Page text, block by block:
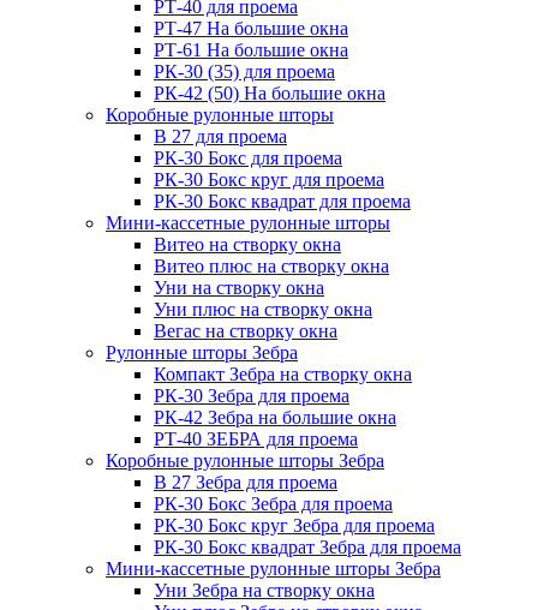
РТ-40 для проема
РТ-47 На большие окна
РТ-61 На большие окна
РК-30 (35) для проема
РК-42 (50) На большие окна
Коробные рулонные шторы
B 27 для проема
РК-30 Бокс для проема
РК-30 Бокс круг для проема
РК-30 Бокс квадрат для проема
Мини-кассетные рулонные шторы
Витео на створку окна
Витео плюс на створку окна
Уни на створку окна
Уни плюс на створку окна
Вегас на створку окна
Рулонные шторы Зебра
Компакт Зебра на створку окна
РК-30 Зебра для проема
РК-42 Зебра на большие окна
РТ-40 ЗЕБРА для проема
Коробные рулонные шторы Зебра
B 27 Зебра для проема
РК-30 Бокс Зебра для проема
РК-30 Бокс круг Зебра для проема
РК-30 Бокс квадрат Зебра для проема
Мини-кассетные рулонные шторы Зебра
Уни Зебра на створку окна